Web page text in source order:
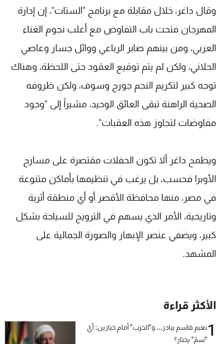
وقال داغر، خلال مقابلة مع برنامج "الستات"، إن إدارة
المهرجان فتحت باب التفاوض مع أغلب نجوم الغناء
العربي، ومن بينهم صابر الرباعي ووائل جسار وعاصي
الحلاني، ولكن لم يتم توقيع العقود حتى اللحظة، وهناك
توجه كبير لتكريم النجم جورج وسوف، ولكن ظروفه
الصحية الراهنة تبقى العائق الوحيد، مشيراً إلى "وجود
مفاوضات لتجاوز هذه العقبات".
ويطمح داغر ألا تكون الحفلات مقتصرة على مسارح
الأوبرا فحسب، بل يرغب في تنظيمها بأماكن متنوعة
في مصر، منها محافظة الأقصر أو أي منطقة أثرية
وتاريخية، الأمر الذي يسهم في الترويج للسياحة بشكل
كبير، ويضفي عنصر الإبهار والصورة الجمالية على
المشهد.
الأكثر قراءة
1نعيم قاسم يبادر... و"الحزب" أمام خيارين: أيّ
"سمّ" يختار؟